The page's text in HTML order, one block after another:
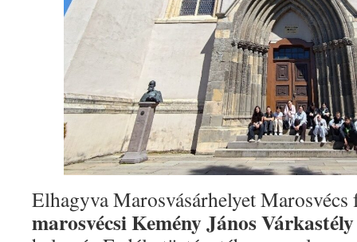
Elhagyva Marosvásárhelyet
marosvécsi Kemény János Várkastély